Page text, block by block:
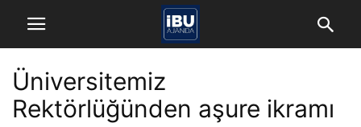
Üniversitemiz
Rektörlüğünden aşure ikramı